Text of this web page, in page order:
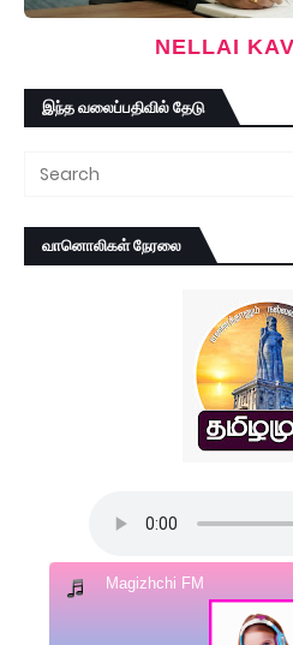
NELLAI
இந்த வலைப்பதிவில் தேடு
வானொலிகள் நேரலை